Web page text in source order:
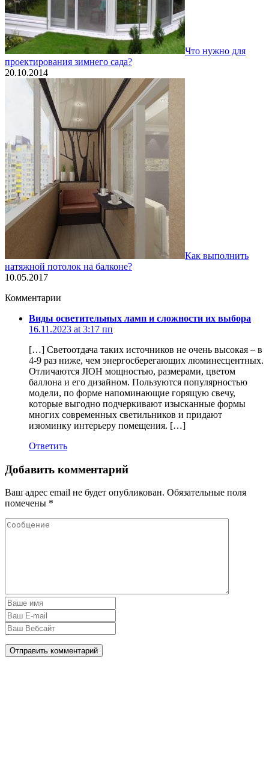
Что нужно для
проектирования зимнего сада?
20.10.2014
Как выполнить
натяжной потолок на балконе?
10.05.2017
Комментарии
Виды осветительных ламп и сложности их выбора
16.11.2023 at 3:17 пп
[…] Светоотдача таких источников не очень высокая – в
4-9 раз ниже, чем энергосберегающих люминесцентных.
Отличаются JIOH мощностью, размерами, цветом
баллона и его дизайном. Пользуются популярностью
модели, по форме напоминающие горящую свечу,
которые выгодно подчеркивают изысканные формы
многих современных светильников и придают
изюминку интерьеру помещения. […]
Ответить
Добавить комментарий
Ваш адрес email не будет опубликован. Обязательные поля
помечены *